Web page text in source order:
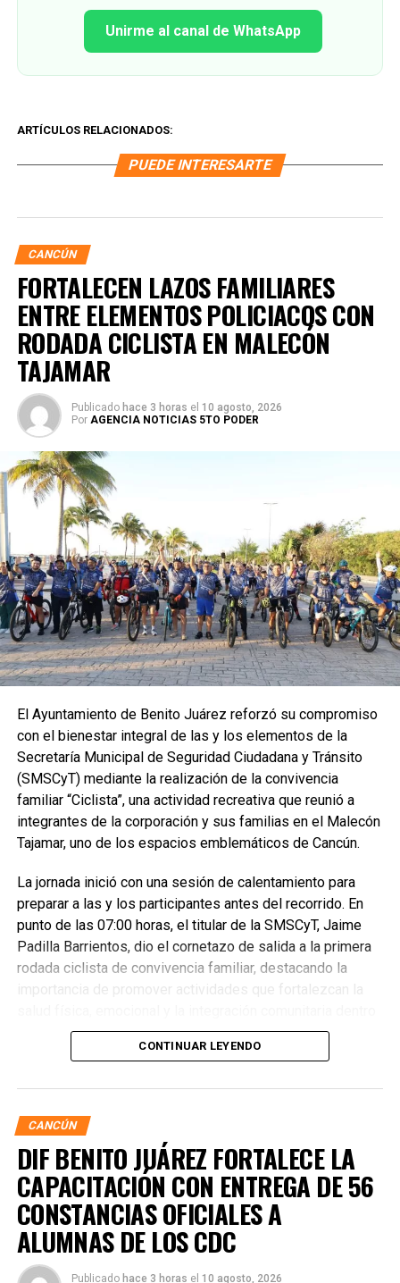
Unirme al canal de WhatsApp
ARTÍCULOS RELACIONADOS:
PUEDE INTERESARTE
CANCÚN
FORTALECEN LAZOS FAMILIARES
ENTRE ELEMENTOS POLICIACOS CON
RODADA CICLISTA EN MALECÓN
TAJAMAR
Publicado hace 3 horas el 10 agosto, 2026
Por AGENCIA NOTICIAS 5TO PODER
El Ayuntamiento de Benito Juárez reforzó su compromiso
con el bienestar integral de las y los elementos de la
Secretaría Municipal de Seguridad Ciudadana y Tránsito
(SMSCyT) mediante la realización de la convivencia
familiar “Ciclista”, una actividad recreativa que reunió a
integrantes de la corporación y sus familias en el Malecón
Tajamar, uno de los espacios emblemáticos de Cancún.
La jornada inició con una sesión de calentamiento para
preparar a las y los participantes antes del recorrido. En
punto de las 07:00 horas, el titular de la SMSCyT, Jaime
Padilla Barrientos, dio el cornetazo de salida a la primera
rodada ciclista de convivencia familiar, destacando la
importancia de promover actividades que fortalezcan la
de la corporación.
La dinámica contempló recorridos de 5 y 10 kilómetros,
CONTINUAR LEYENDO
CANCÚN
DIF BENITO JUÁREZ FORTALECE LA
CAPACITACIÓN CON ENTREGA DE 56
CONSTANCIAS OFICIALES A
ALUMNAS DE LOS CDC
Publicado hace 3 horas el 10 agosto, 2026